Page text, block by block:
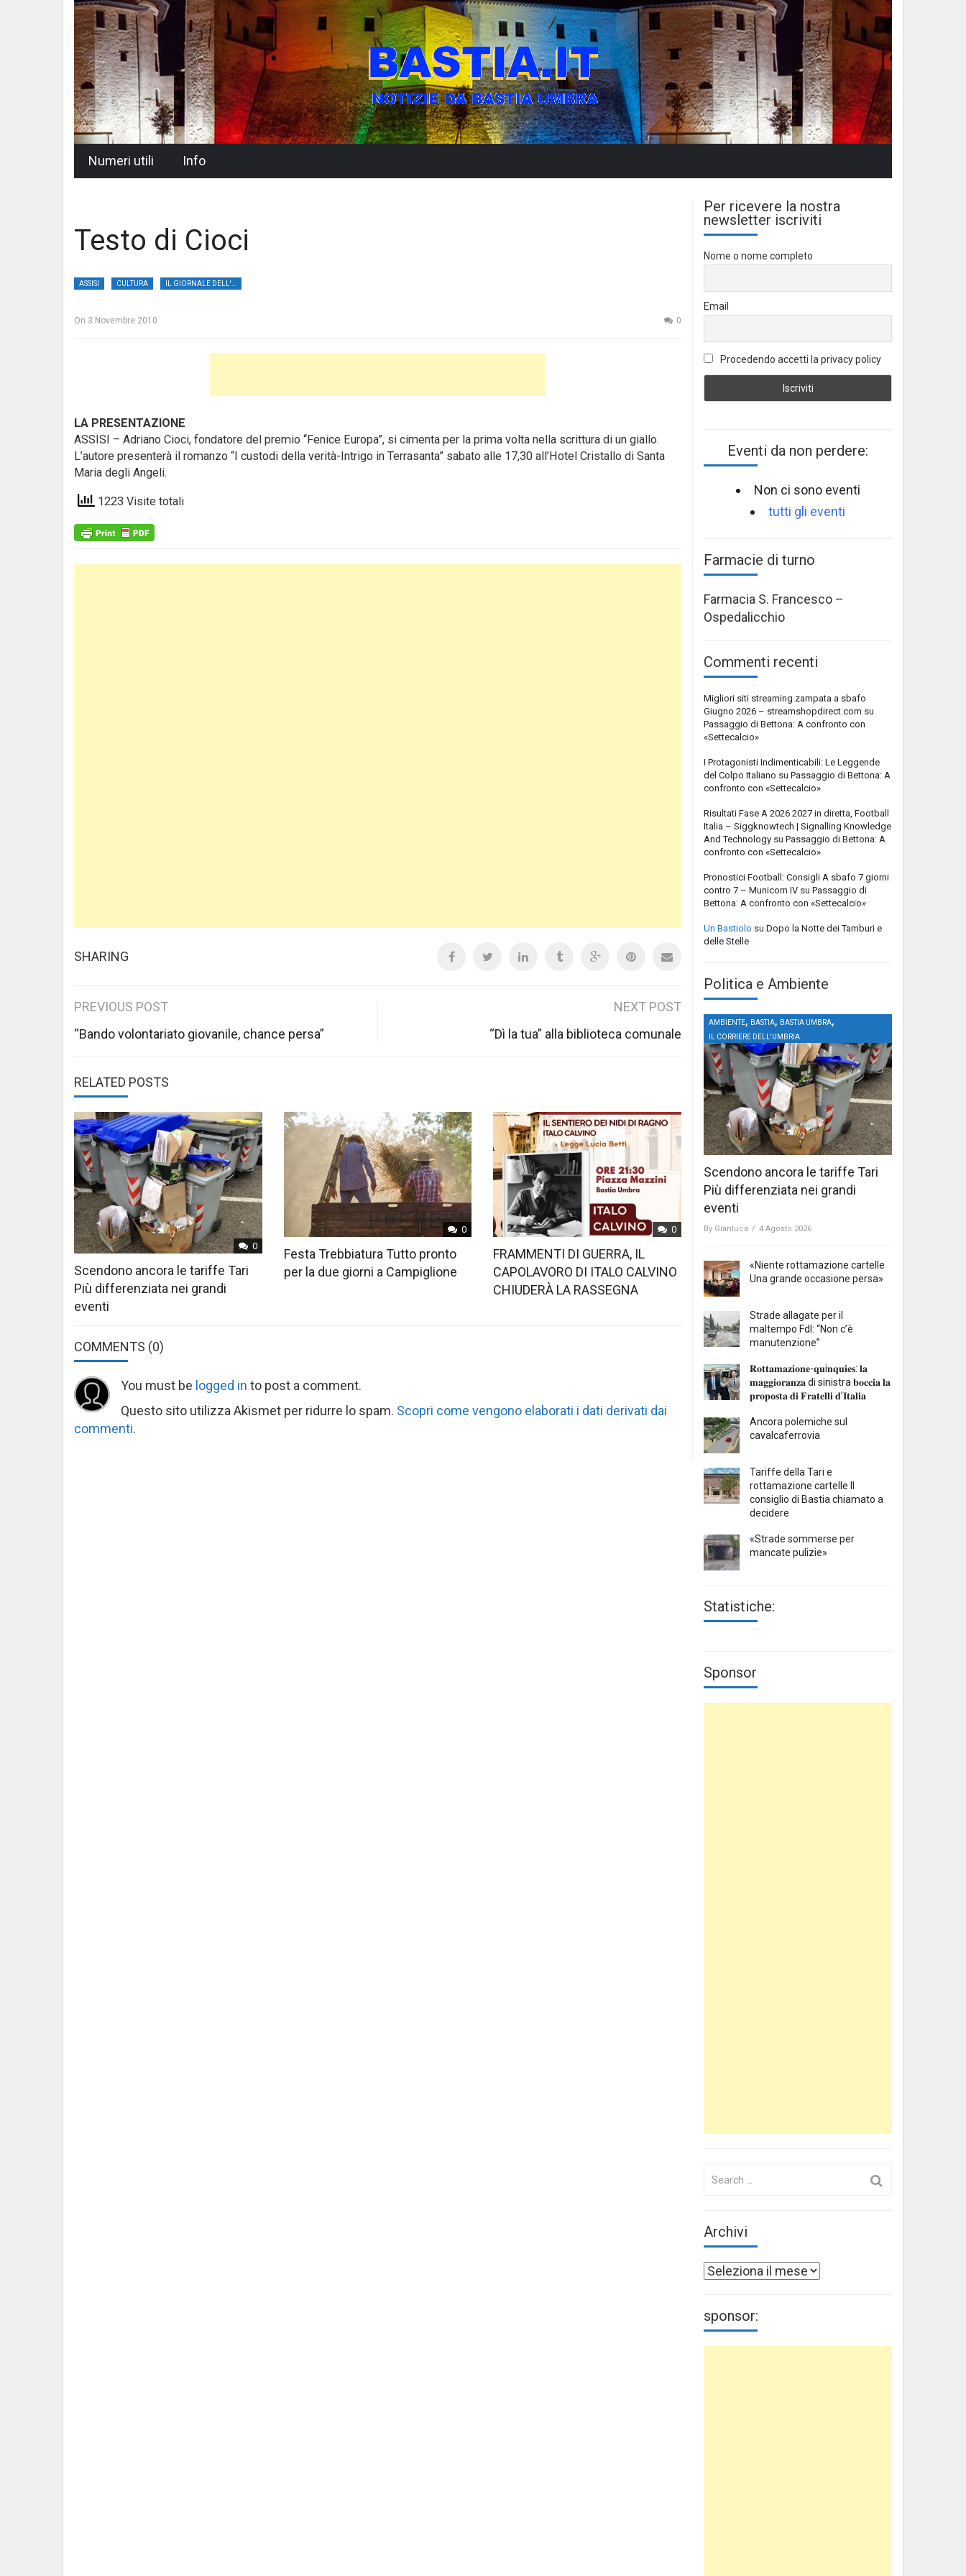
Numeri utili Info
Testo di Cioci
ASSISI CULTURA
On 3 Novembre 2010 0
LA PRESENTAZIONE
ASSISI – Adriano Cioci, fondatore del premio “Fenice Europa”, si cimenta per la prima volta nella scrittura di un giallo.
L’autore presenterà il romanzo “I custodi della verità-Intrigo in Terrasanta” sabato alle 17,30 all’Hotel Cristallo di Santa
Maria degli Angeli.
1223 Visite totali
SHARING
Post
navigation
PREVIOUS POST
“Bando volontariato giovanile, chance persa”
NEXT POST
“Dì la tua” alla biblioteca comunale
RELATED POSTS
0
Scendono ancora le tariffe Tari
Più differenziata nei grandi
eventi
0
Festa Trebbiatura Tutto pronto
per la due giorni a Campiglione
0
FRAMMENTI DI GUERRA, IL
CAPOLAVORO DI ITALO CALVINO
CHIUDERÀ LA RASSEGNA
COMMENTS (0)
You must be logged in to post a comment.
Questo sito utilizza Akismet per ridurre lo spam. Scopri come vengono elaborati i dati derivati dai
commenti.
Per ricevere la nostra
newsletter iscriviti
Nome o nome completo
Email
Procedendo accetti la privacy policy
Eventi da non perdere:
Non ci sono eventi
tutti gli eventi
Farmacie di turno
Farmacia S. Francesco –
Ospedalicchio
Commenti recenti
Migliori siti streaming zampata a sbafo
Giugno 2026 – streamshopdirect.com su
Passaggio di Bettona: A confronto con
«Settecalcio»
I Protagonisti Indimenticabili: Le Leggende
del Colpo Italiano su Passaggio di Bettona: A
confronto con «Settecalcio»
Risultati Fase A 2026 2027 in diretta, Football
Italia – Siggknowtech | Signalling Knowledge
And Technology su Passaggio di Bettona: A
confronto con «Settecalcio»
Pronostici Football: Consigli A sbafo 7 giorni
contro 7 – Municorn IV su Passaggio di
Bettona: A confronto con «Settecalcio»
Un Bastiolo su Dopo la Notte dei Tamburi e
delle Stelle
Politica e Ambiente
AMBIENTE, BASTIA, BASTIA UMBRA,
IL CORRIERE DELL'UMBRIA
Scendono ancora le tariffe Tari
Più differenziata nei grandi
eventi
By Gianluca / 4 Agosto 2026
«Niente rottamazione cartelle
Una grande occasione persa»
Strade allagate per il
maltempo FdI: “Non c’è
manutenzione”
𝐑𝐨𝐭𝐭𝐚𝐦𝐚𝐳𝐢𝐨𝐧𝐞-𝐪𝐮i𝐧𝐪𝐮𝐢𝐞𝐬: 𝐥𝐚
𝐦𝐚𝐠𝐠𝐢𝐨𝐫𝐚𝐧𝐳𝐚 di sinistra 𝐛𝐨𝐜𝐜𝐢𝐚 𝐥𝐚
𝐩𝐫𝐨𝐩𝐨𝐬𝐭𝐚 𝐝𝐢 𝐅𝐫𝐚𝐭𝐞𝐥𝐥𝐢 𝐝’𝐈𝐭𝐚𝐥𝐢𝐚
Ancora polemiche sul
cavalcaferrovia
Tariffe della Tari e
rottamazione cartelle Il
consiglio di Bastia chiamato a
decidere
«Strade sommerse per
mancate pulizie»
Statistiche:
Sponsor
Search
Archivi
Archivi
sponsor: